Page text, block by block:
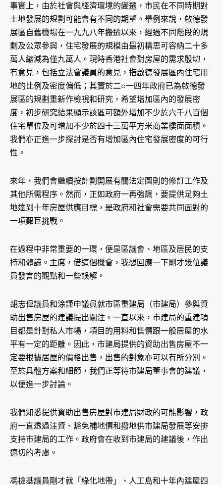
事實上，由於社會與經濟環境的變遷，市民在不同時期對
土地發展的規劃可能會有不同的期望。舉例來說，啟德發
展區自舊機場在一九九八年搬遷以來，經過不同階段的規
劃及公眾參與，住宅發展的規模由最初構思可容納二十多
萬人縮減為僅九萬人。現時香港社會對房屋的需求殷切，
有意見，包括立法會議員的意見，指啟德發展區內住宅用
地的比例及密度偏低；其實於二○一四年政府已為啟德發
展區的規劃重新作檢視和研究，希望增加區內的發展密
度，初步研究結果顯示該區可額外增加不少於六千八百個
住宅單位及可增加不少於四十三萬平方米商業樓面面積。
我們亦正進一步探討是否有增加區內住宅發展密度的可行
性。
來年，我們會繼續按計劃開展有關法定圖則的修訂工作及
其他所需程序。然而，正如政府一再強調，要提供足夠土
地達到十年房屋供應目標，是政府和社會需要共同面對的
一項艱巨挑戰。
在過程中非常重要的一環，便是區議會、地區及居民的支
持和體諒。主席，借這個機會，我想回應一下剛才幾位議
員發言的觀點和一些誤解。
胡志偉議員和涂謹申議員就市區重建局（市建局）參與資
助出售房屋的建議提出關注。一直以來，市建局的重建項
目都是針對私人市場，項目的用料和售價跟一般居屋的水
平有一定的距離。因此，市建局提供的資助出售房屋不一
定要根據居屋的價格出售，出售的對象亦可以有所分別。
至於具體方案和細節，我們正等待市建局董事會的建議，
以便進一步討論。
我們知悉提供資助出售房屋對巿建局財政的可能影響，政
府一直透過注資、豁免補地價和撥地供市建局發展等安排
支持巿建局的工作。政府會在收到市建局的建議後，作出
適切的考慮。
馮檢基議員剛才就「綠化地帶」、人工島和十年內建屋四